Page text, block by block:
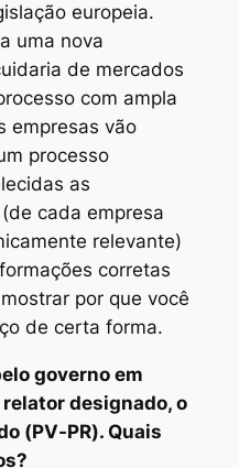
europeia.
uma nova
de mercados
com ampla
empresas vão
processo
as
cada empresa
relevante)
corretas
por que você
de certa forma.
governo em
designado, o
(PV-PR). Quais